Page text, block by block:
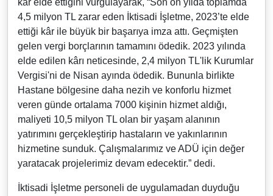
4,5 milyon TL zarar eden İktisadi İşletme, 2023’te elde
ettiği kâr ile büyük bir başarıya imza attı. Geçmişten
gelen vergi borçlarının tamamını ödedik. 2023 yılında
elde edilen kârı neticesinde, 2,4 milyon TL'lik Kurumlar
Vergisi'ni de Nisan ayında ödedik. Bununla birlikte
Hastane bölgesine daha nezih ve konforlu hizmet
veren günde ortalama 7000 kişinin hizmet aldığı,
maliyeti 10,5 milyon TL olan bir yaşam alanının
yatırımını gerçekleştirip hastaların ve yakınlarının
hizmetine sunduk. Çalışmalarımız ve ADÜ için değer
yaratacak projelerimiz devam edecektir.” dedi.
İktisadi İşletme personeli de uygulamadan duyduğu